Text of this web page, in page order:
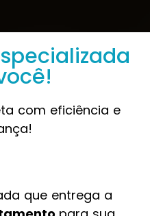
com eficiência e
que entrega a